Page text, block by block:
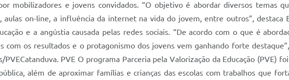
mobilizadores e jovens convidados. “O objetivo é abordar diversos temas
on-line, a influência da internet na vida do jovem, entre outros”, destaca
e a angústia causada pelas redes sociais. “De acordo com o que é
com os resultados e o protagonismo dos jovens vem ganhando forte
PVE O programa Parceria pela Valorização da Educação (PVE)
além de aproximar famílias e crianças das escolas com trabalhos que